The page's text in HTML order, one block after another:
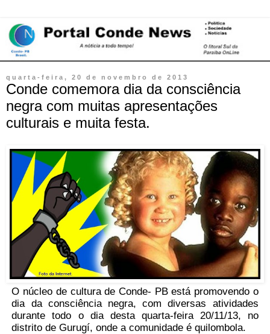
quarta-feira, 20 de novembro de 2013
Conde comemora dia da consciência
negra com muitas apresentações
culturais e muita festa.
O núcleo de cultura de Conde- PB está promovendo o
dia da consciência negra, com diversas atividades
durante todo o dia desta quarta-feira 20/11/13, no
distrito de Gurugí, onde a comunidade é quilombola.